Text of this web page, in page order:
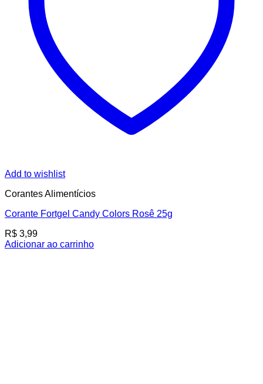
Add to wishlist
Corantes Alimentícios
Corante Fortgel Candy Colors Rosê 25g
R$ 3,99
Adicionar ao carrinho